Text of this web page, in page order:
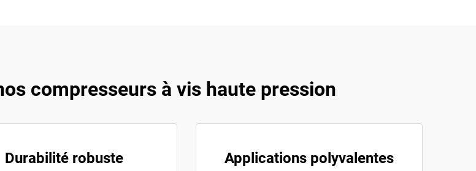
compresseurs à vis haute pression
Durabilité robuste Applications polyvalentes